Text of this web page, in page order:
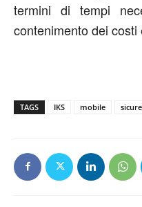
termini di tempi
contenimento dei
TAGS IKS mobile